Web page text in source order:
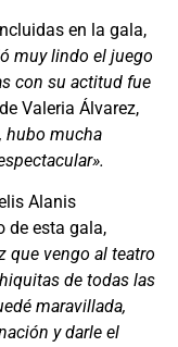
en la gala,
muy lindo el juego
con su actitud fue
Valeria Álvarez,
hubo mucha
Alanis
de esta gala,
que vengo al teatro
de todas las
maravillada,
y darle el